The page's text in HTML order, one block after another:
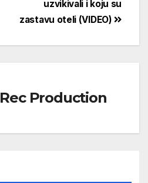
uzvikivali i koju su
zastavu oteli (VIDEO)
Rec Production